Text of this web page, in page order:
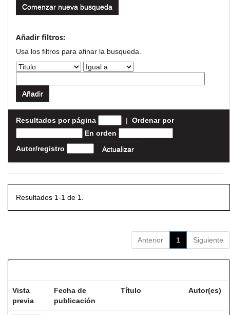
Comenzar nueva busqueda
Añadir filtros:
Usa los filtros para afinar la busqueda.
Resultados por página | Ordenar por
En orden
Autor/registro
Resultados 1-1 de 1.
Anterior 1 Siguiente
Vista
previa
Fecha de
publicación
Título Autor(es)